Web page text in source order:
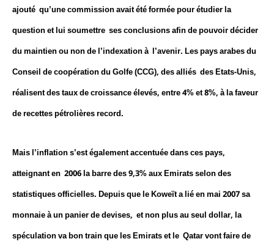
ajouté qu’une commission avait été formée pour étudier la
question et lui soumettre ses conclusions afin de pouvoir décider
du maintien ou non de l’indexation à l’avenir. Les pays arabes du
Conseil de coopération du Golfe (CCG), des alliés des Etats-Unis,
réalisent des taux de croissance élevés, entre 4% et 8%, à la faveur
de recettes pétrolières record.
Mais l’inflation s’est également accentuée dans ces pays,
atteignant en 2006 la barre des 9,3% aux Emirats selon des
statistiques officielles. Depuis que le Koweït a lié en mai 2007 sa
monnaie à un panier de devises, et non plus au seul dollar, la
spéculation va bon train que les Emirats et le Qatar vont faire de